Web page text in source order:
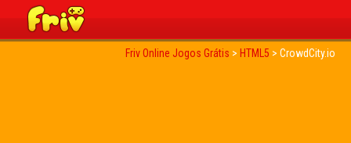
Friv Online Jogos Grátis > HTML5 > CrowdCity.io